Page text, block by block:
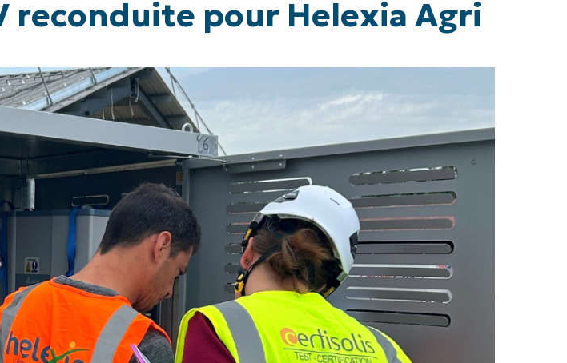
reconduite pour Helexia Agri